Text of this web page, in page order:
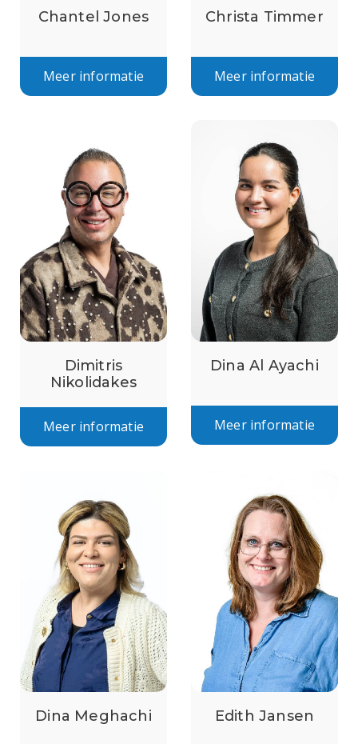
Chantel Jones
Meer informatie
Christa Timmer
Meer informatie
Dimitris
Nikolidakes
Meer informatie
Dina Al Ayachi
Meer informatie
Dina Meghachi Edith Jansen